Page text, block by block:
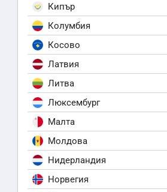
Кипър
Колумбия
Косово
Латвия
Литва
Люксембург
Малта
Молдова
Нидерландия
Норвегия